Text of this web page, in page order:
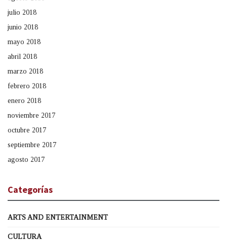
julio 2018
junio 2018
mayo 2018
abril 2018
marzo 2018
febrero 2018
enero 2018
noviembre 2017
octubre 2017
septiembre 2017
agosto 2017
Categorías
ARTS AND ENTERTAINMENT
CULTURA